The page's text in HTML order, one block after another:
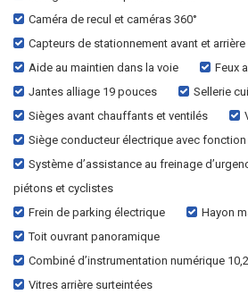
Caméra de recul et caméras 360°
Capteurs de stationnement avant et arrière
Aide au maintien dans la voie
Feux
Jantes alliage 19 pouces
Sellerie
Sièges avant chauffants et ventilés
Siège conducteur électrique avec
Système d’assistance au freinage
piétons et cyclistes
Frein de parking électrique
Hayon
Toit ouvrant panoramique
Combiné d’instrumentation numérique
Vitres arrière surteintées